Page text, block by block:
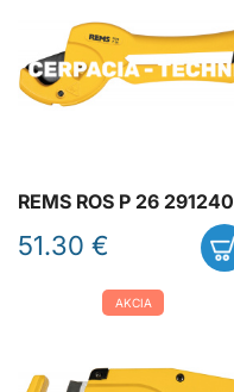
REMS ROS P 26 291240
51.30 €
AKCIA